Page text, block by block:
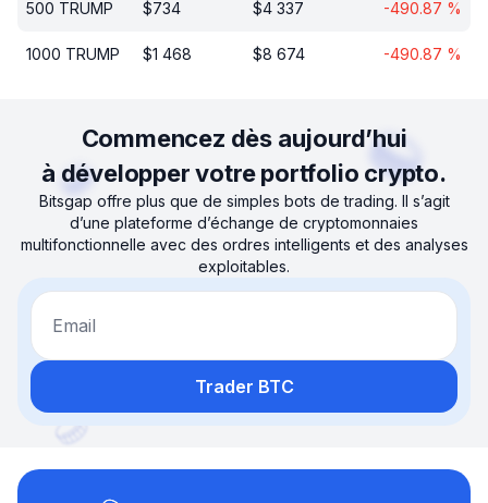
500 TRUMP $734 $4 337 -490.87 %
1000 TRUMP $1 468 $8 674 -490.87 %
Commencez dès aujourd’hui
à développer votre portfolio crypto.
Bitsgap offre plus que de simples bots de trading. Il s’agit
d’une plateforme d’échange de cryptomonnaies
multifonctionnelle avec des ordres intelligents et des analyses
exploitables.
Email
Trader BTC